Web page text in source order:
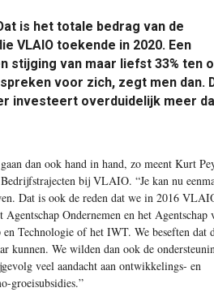
is het totale bedrag van de
VLAIO toekende in 2020. Een
stijging van maar liefst 33% ten
voor zich, zegt men dan.
investeert overduidelijk meer
dan ook hand in hand, zo meent Kurt
bij VLAIO. “Je kan nu
Dat is ook de reden dat we in 2016
Ondernemen en het Agentschap
Technologie of het IWT. We beseften dat
kunnen. We wilden dan ook de
veel aandacht aan ontwikkelings- en
groeisubsidies.”